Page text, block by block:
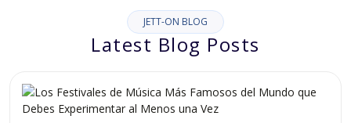
JETT-ON BLOG
Latest Blog Posts